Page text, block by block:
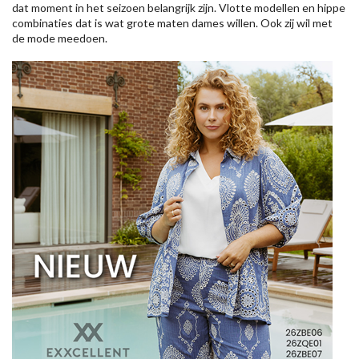
dat moment in het seizoen belangrijk zijn. Vlotte modellen en hippe
combinaties dat is wat grote maten dames willen. Ook zij wil met
de mode meedoen.